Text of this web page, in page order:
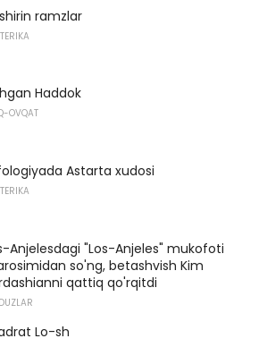
ramzlar
Haddok
OVQAT
Astarta xudosi
Anjelesdagi "Los-Anjeles" mukofoti
so'ng, betashvish Kim
qattiq qo'rqitdi
Lo-sh